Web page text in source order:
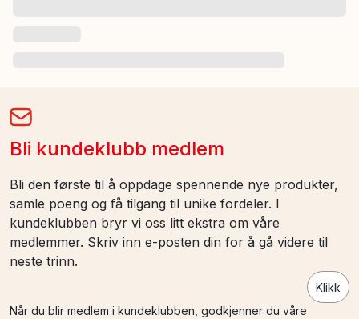
Bli kundeklubb medlem
Bli den første til å oppdage spennende nye produkter,
samle poeng og få tilgang til unike fordeler. I
kundeklubben bryr vi oss litt ekstra om våre
medlemmer. Skriv inn e-posten din for å gå videre til
neste trinn.
Klikk
Når du blir medlem i kundeklubben, godkjenner du våre